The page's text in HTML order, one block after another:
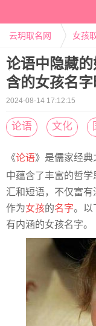
云玥取名网 女孩
论语中隐藏
含的女孩名字
2024-08-14 17:12:15
论语 文化
《论语》是儒家经
中蕴含了丰富的哲学
汇和短语，不仅富
作为女孩的名字。以
有内涵的女孩名字。